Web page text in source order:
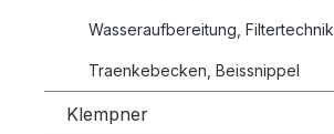
Wasseraufbereitung, Filtertechnik
Traenkebecken, Beissnippel
Klempner